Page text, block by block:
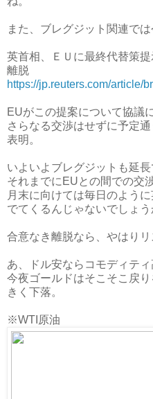
また、ブレグジット関連では
英首相、ＥＵに最終代替策
離脱
https://jp.reuters.com/article/
EUがこの提案について協議
さらなる交渉はせずに予定
表明。
いよいよブレグジットも延
それまでにEUとの間での交
月末に向けては毎日のよう
でてくるんじゃないでしょう
合意なき離脱なら、やはり
あ、ドル安ならコモディテ
今夜ゴールドはそこそこ戻
きく下落。
※WTI原油